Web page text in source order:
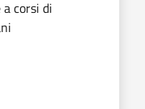
corsi di